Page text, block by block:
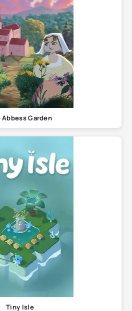
Abbess Garden
Tiny Isle